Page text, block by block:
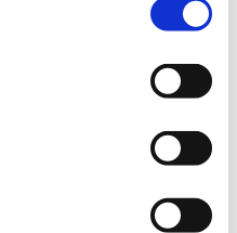
consultare
Cookie Policy.